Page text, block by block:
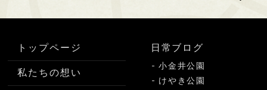
トップページ
私たちの想い
日常ブログ
小金井公園
けやき公園